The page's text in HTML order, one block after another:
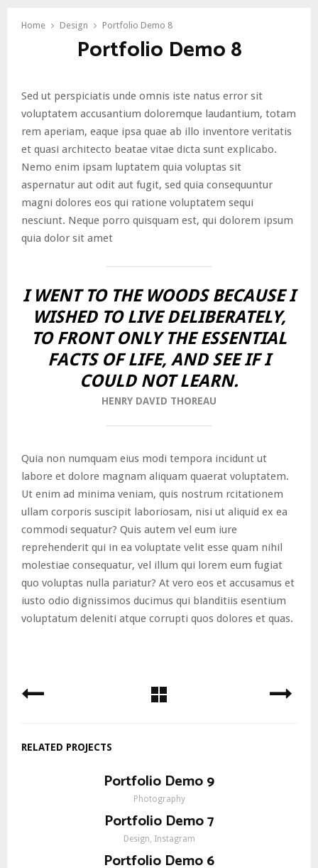
Home Design Portfolio Demo 8
Portfolio Demo 8
Sed ut perspiciatis unde omnis iste natus error sit
voluptatem accusantium doloremque laudantium, totam
rem aperiam, eaque ipsa quae ab illo inventore veritatis
et quasi architecto beatae vitae dicta sunt explicabo.
Nemo enim ipsam luptatem quia voluptas sit
aspernatur aut odit aut fugit, sed quia consequuntur
magni dolores eos qui ratione voluptatem sequi
nesciunt. Neque porro quisquam est, qui dolorem ipsum
quia dolor sit amet
I WENT TO THE WOODS BECAUSE I
WISHED TO LIVE DELIBERATELY,
TO FRONT ONLY THE ESSENTIAL
FACTS OF LIFE, AND SEE IF I
COULD NOT LEARN.
HENRY DAVID THOREAU
Quia non numquam eius modi tempora incidunt ut
labore et dolore magnam aliquam quaerat voluptatem.
Ut enim ad minima veniam, quis nostrum rcitationem
ullam corporis suscipit laboriosam, nisi ut aliquid ex ea
commodi sequatur? Quis autem vel eum iure
reprehenderit qui in ea voluptate velit esse quam nihil
molestiae consequatur, vel illum qui lorem eum fugiat
quo voluptas nulla pariatur? At vero eos et accusamus et
iusto odio dignissimos ducimus qui blanditiis esentium
voluptatum deleniti atque corrupti quos dolores et quas.
RELATED PROJECTS
Portfolio Demo 9
Photography
Portfolio Demo 7
Design, Instagram
Portfolio Demo 6